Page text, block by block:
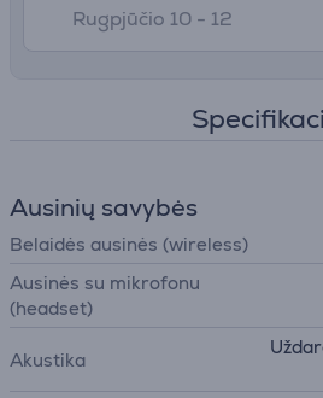
Rugpjūčio 10 - 12
Ausinių savybės
Belaidės ausinės (wireless)
Ausinės su mikrofonu
(headset)
Akustika